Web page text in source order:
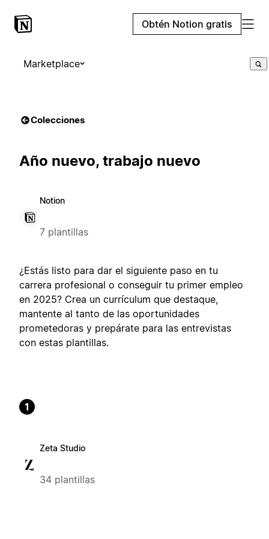
Obtén Notion gratis
Marketplace
Colecciones
Año nuevo, trabajo nuevo
Notion
7 plantillas
¿Estás listo para dar el siguiente paso en tu
carrera profesional o conseguir tu primer empleo
en 2025? Crea un currículum que destaque,
mantente al tanto de las oportunidades
prometedoras y prepárate para las entrevistas
con estas plantillas.
1
Zeta Studio
34 plantillas